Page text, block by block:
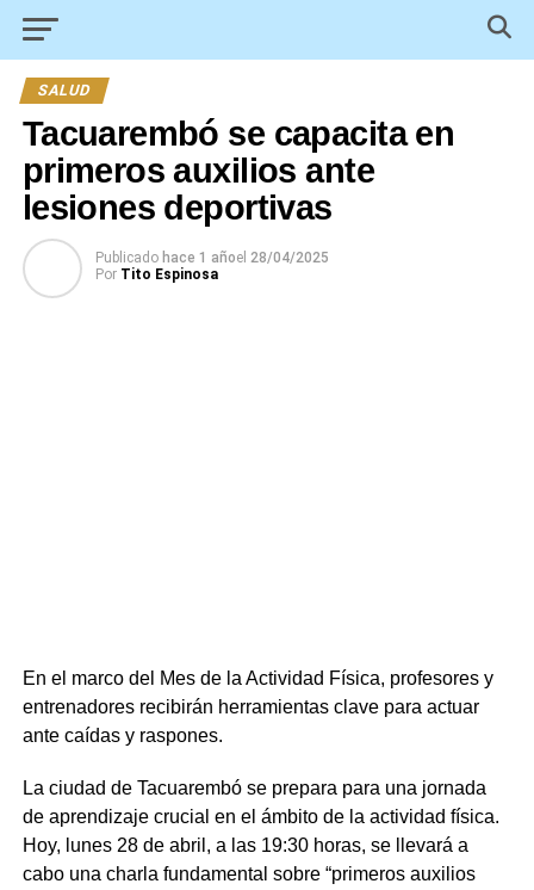
SALUD
Tacuarembó se capacita en
primeros auxilios ante
lesiones deportivas
Publicado hace 1 añoel 28/04/2025
Por Tito Espinosa
En el marco del Mes de la Actividad Física, profesores y
entrenadores recibirán herramientas clave para actuar
ante caídas y raspones.
La ciudad de Tacuarembó se prepara para una jornada
de aprendizaje crucial en el ámbito de la actividad física.
Hoy, lunes 28 de abril, a las 19:30 horas, se llevará a
cabo una charla fundamental sobre “primeros auxilios